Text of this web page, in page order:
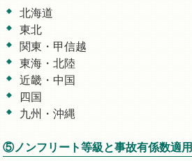
北海道
東北
関東・甲信越
東海・北陸
近畿・中国
四国
九州・沖縄
⑤ノンフリート等級と事故有係数適